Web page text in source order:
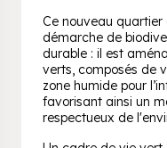
Ce nouveau
démarche de
durable : il est
verts, composés de
zone humide pour
favorisant ainsi un
respectueux de